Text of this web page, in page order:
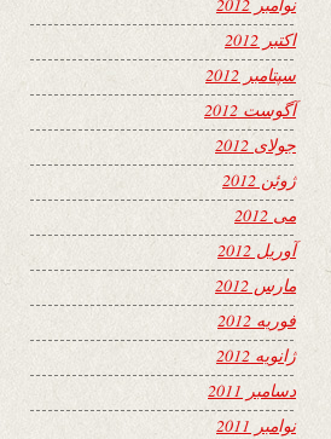
اکتبر 2012
سپتامبر 2012
آگوست 2012
جولای 2012
ژوئن 2012
می 2012
آوریل 2012
مارس 2012
فوریه 2012
ژانویه 2012
دسامبر 2011
نوامبر 2011